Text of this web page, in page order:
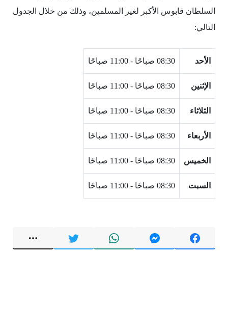
السلطان قابوس الأكبر لغير المسلمين، وذلك من خلال الجدول
التالي:
الأحد 08:30 صباحًا - 11:00 صباحًا
الإثنين 08:30 صباحًا - 11:00 صباحًا
الثلاثاء 08:30 صباحًا - 11:00 صباحًا
الأربعاء 08:30 صباحًا - 11:00 صباحًا
الخميس 08:30 صباحًا - 11:00 صباحًا
السبت 08:30 صباحًا - 11:00 صباحًا